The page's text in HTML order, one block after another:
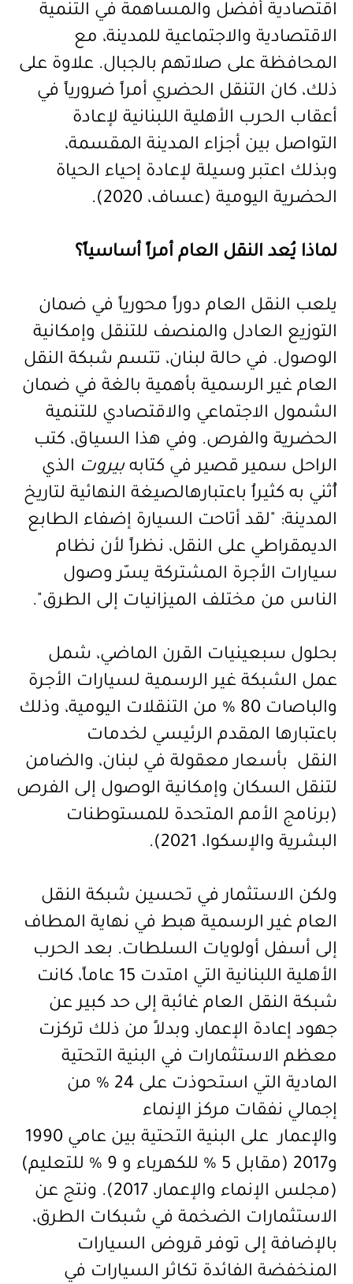
اقتصادية أفضل والمساهمة في التنمية
الاقتصادية والاجتماعية للمدينة، مع
المحافظة على صلاتهم بالجبال. علاوة على
ذلك، كان التنقل الحضري أمراً ضرورياً في
أعقاب الحرب الأهلية اللبنانية لإعادة
التواصل بين أجزاء المدينة المقسمة،
وبذلك اعتبر وسيلة لإعادة إحياء الحياة
الحضرية اليومية (عساف، 2020).
لماذا يُعد النقل العام أمراً أساسياً؟
يلعب النقل العام دوراً محورياً في ضمان
التوزيع العادل والمنصف للتنقل وإمكانية
الوصول. في حالة لبنان، تتسم شبكة النقل
العام غير الرسمية بأهمية بالغة في ضمان
الشمول الاجتماعي والاقتصادي للتنمية
الحضرية والفرص. وفي هذا السياق، كتب
الراحل سمير قصير في كتابهبيروت الذي
أُثني به كثيراُ باعتبارهالصيغة النهائية لتاريخ
المدينة: "لقد أتاحت السيارة إضفاء الطابع
الديمقراطي على النقل، نظراً لأن نظام
سيارات الأجرة المشتركة يسّر وصول
الناس من مختلف الميزانيات إلى الطرق .
بحلول سبعينيات القرن الماضي، شمل
عمل الشبكة غير الرسمية لسيارات الأجرة
والباصات 80 % من
التنقلات اليومية، وذلك
باعتبارها المقدم الرئيسي لخدمات
النقل بأسعار معقولة في لبنان، والضامن
لتنقل السكان وإمكانية الوصول إلى الفرص
(برنامج الأمم المتحدة للمستوطنات
البشرية والإسكوا، 2021)
.
ولكن الاستثمار في تحسين شبكة النقل
العام غير الرسمية هبط في نهاية المطاف
إلى أسفل أولويات السلطات. بعد الحرب
الأهلية اللبنانية التي امتدت 15 عاماً، كانت
شبكة النقل العام غائبة إلى حد كبير عن
جهود إعادة الإعمار، وبدلاً من ذلك تركزت
معظم الاستثمارات في البنية التحتية
المادية التي استحوذت على 24 % من
إجمالي نفقات مركز الإنماء
والإعمار على
البنية التحتية بين عامي 1990
و2017 (مقابل 5 % للكهرباء و 9 % للتعليم)
(مجلس الإنماء والإعمار، 2017). ونتج عن
الاستثمارات الضخمة في شبكات الطرق،
بالإضافة إلى توفر قروض السيارات
المنخفضة الفائدة تكاثر السيارات في